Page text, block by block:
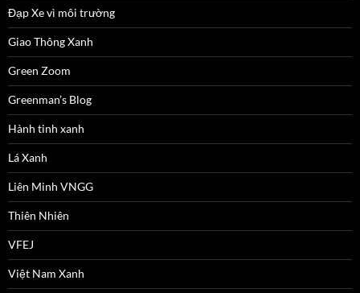
Đạp Xe vì môi trường
Giao Thông Xanh
Green Zoom
Greenman’s Blog
Hành tinh xanh
Lá Xanh
Liên Minh VNGG
Thiên Nhiên
VFEJ
Việt Nam Xanh